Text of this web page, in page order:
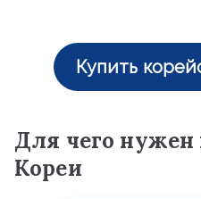
Купить
Для чего
Кореи